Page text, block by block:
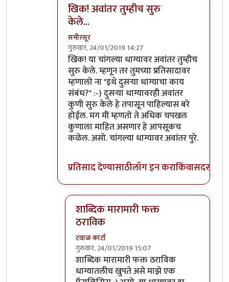
खिक! अवांतर तुम्हीच सुरु
केले...
समीरसूर
गुरुवार, 24/01/2019 14:27
In reply toखिक! तुमच्याइतके चपखल कोणाला
खिक! या चांगल्या धाग्यावर अवांतर तुम्हीच
सुरु केले. म्हणून तर तुमच्या प्रतिसादावर
म्हणालो ना "इथे दुसर्‍या धाग्याचा काय
संबंध?" :-) दुसर्‍या धाग्यावरही अवांतर
कुणी सुरु केले हे तपासून पाहिल्यास बरे
होईल. मग मी म्हणतो ते अधिक चपखल
कुणाला माहित असणार हे आपसूकच
कळेल. असो. चांगल्या धाग्यावर अवांतर पुरे.
प्रतिसाद देण्यासाठीलॉग इन कराकिंवासदस्य व्हा
शाब्दिक मारामारी फक्त
ठराविक
टवाळ कार्टा
गुरुवार, 24/01/2019 15:07
In reply toखिक! अवांतर तुम्हीच सुरु केले...
शाब्दिक मारामारी फक्त ठराविक
धाग्यातलीच खुपते असे माझे एक